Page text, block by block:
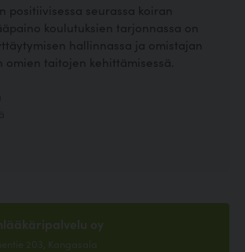
positiivisessa seurassa koiran
koulutuksien tarjonnassa on
hallinnassa ja omistajan
omien taitojen kehittämisessä.
oy
203, Kangasala